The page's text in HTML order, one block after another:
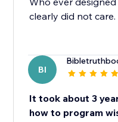
clearly did not care.
BI
It took about 3
how to program